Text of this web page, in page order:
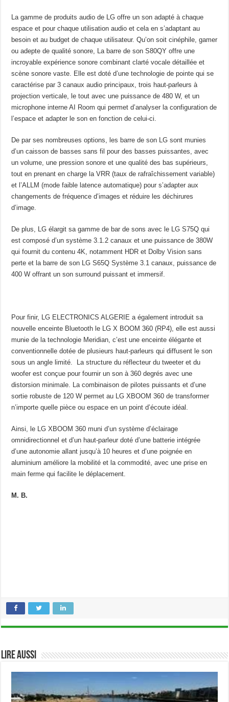
La gamme de produits audio de LG offre un son adapté à chaque
espace et pour chaque utilisation audio et cela en s’adaptant au
besoin et au budget de chaque utilisateur. Qu’on soit cinéphile, gamer
ou adepte de qualité sonore, La barre de son S80QY offre une
incroyable expérience sonore combinant clarté vocale détaillée et
scène sonore vaste. Elle est doté d’une technologie de pointe qui se
caractérise par 3 canaux audio principaux, trois haut-parleurs à
projection verticale, le tout avec une puissance de 480 W, et un
microphone interne AI Room qui permet d’analyser la configuration de
l’espace et adapter le son en fonction de celui-ci.
De par ses nombreuses options, les barre de son LG sont munies
d’un caisson de basses sans fil pour des basses puissantes, avec
un volume, une pression sonore et une qualité des bas supérieurs,
tout en prenant en charge la VRR (taux de rafraîchissement variable)
et l’ALLM (mode faible latence automatique) pour s’adapter aux
changements de fréquence d’images et réduire les déchirures
d’image.
De plus, LG élargit sa gamme de bar de sons avec le LG S75Q qui
est composé d’un système 3.1.2 canaux et une puissance de 380W
qui fournit du contenu 4K, notamment HDR et Dolby Vision sans
perte et la barre de son LG S65Q Système 3.1 canaux, puissance de
400 W offrant un son surround puissant et immersif.
Pour finir, LG ELECTRONICS ALGERIE a également introduit sa
nouvelle enceinte Bluetooth le LG X BOOM 360 (RP4), elle est aussi
munie de la technologie Meridian, c’est une enceinte élégante et
conventionnelle dotée de plusieurs haut-parleurs qui diffusent le son
sous un angle limité. La structure du réflecteur du tweeter et du
woofer est conçue pour fournir un son à 360 degrés avec une
distorsion minimale. La combinaison de pilotes puissants et d’une
sortie robuste de 120 W permet au LG XBOOM 360 de transformer
n’importe quelle pièce ou espace en un point d’écoute idéal.
Ainsi, le LG XBOOM 360 muni d’un système d’éclairage
omnidirectionnel et d’un haut-parleur doté d’une batterie intégrée
d’une autonomie allant jusqu’à 10 heures et d’une poignée en
aluminium améliore la mobilité et la commodité, avec une prise en
main ferme qui facilite le déplacement.
M. B.
Lire aussi